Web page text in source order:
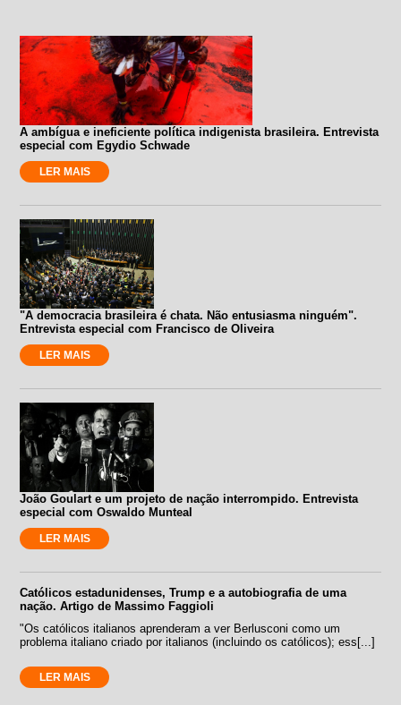
A ambígua e ineficiente política indigenista brasileira. Entrevista
especial com Egydio Schwade
LER MAIS
"A democracia brasileira é chata. Não entusiasma ninguém".
Entrevista especial com Francisco de Oliveira
LER MAIS
João Goulart e um projeto de nação interrompido. Entrevista
especial com Oswaldo Munteal
LER MAIS
Católicos estadunidenses, Trump e a autobiografia de uma
nação. Artigo de Massimo Faggioli
"Os católicos italianos aprenderam a ver Berlusconi como um
problema italiano criado por italianos (incluindo os católicos); ess[...]
LER MAIS